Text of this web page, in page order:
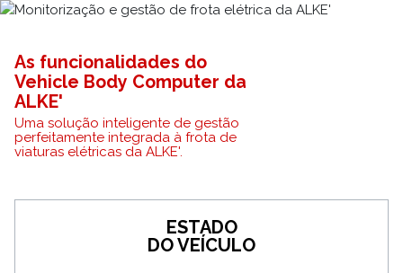
As funcionalidades do
Vehicle Body Computer da
ALKE'
Uma solução inteligente de gestão
perfeitamente integrada à frota de
viaturas elétricas da ALKE'.
ESTADO
DO VEÍCULO